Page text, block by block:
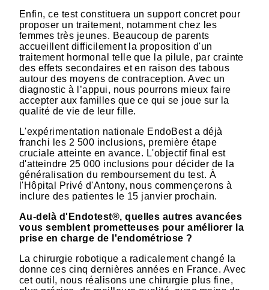
Enfin, ce test constituera un support concret pour
proposer un traitement, notamment chez les
femmes très jeunes. Beaucoup de parents
accueillent difficilement la proposition d'un
traitement hormonal telle que la pilule, par crainte
des effets secondaires et en raison des tabous
autour des moyens de contraception. Avec un
diagnostic à l’appui, nous pourrons mieux faire
accepter aux familles que ce qui se joue sur la
qualité de vie de leur fille.
L'expérimentation nationale EndoBest a déjà
franchi les 2 500 inclusions, première étape
cruciale atteinte en avance. L'objectif final est
d'atteindre 25 000 inclusions pour décider de la
généralisation du remboursement du test. À
l'Hôpital Privé d'Antony, nous commençerons à
inclure des patientes le 15 janvier prochain.
Au-delà d'Endotest®, quelles autres avancées
vous semblent prometteuses pour améliorer la
prise en charge de l'endométriose ?
La chirurgie robotique a radicalement changé la
donne ces cinq dernières années en France. Avec
cet outil, nous réalisons une chirurgie plus fine,